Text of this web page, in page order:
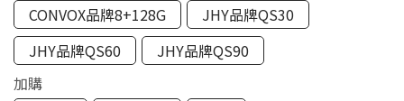
CONVOX品牌8+128G
JHY品牌QS30
JHY品牌QS60
JHY品牌QS90
加購